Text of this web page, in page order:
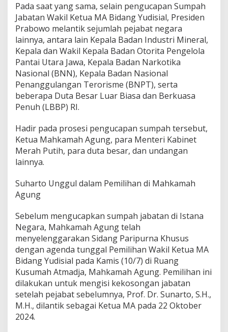
Pada saat yang sama, selain pengucapan Sumpah
Jabatan Wakil Ketua MA Bidang Yudisial, Presiden
Prabowo melantik sejumlah pejabat negara
lainnya, antara lain Kepala Badan Industri Mineral,
Kepala dan Wakil Kepala Badan Otorita Pengelola
Pantai Utara Jawa, Kepala Badan Narkotika
Nasional (BNN), Kepala Badan Nasional
Penanggulangan Terorisme (BNPT), serta
beberapa Duta Besar Luar Biasa dan Berkuasa
Penuh (LBBP) RI.
Hadir pada prosesi pengucapan sumpah tersebut,
Ketua Mahkamah Agung, para Menteri Kabinet
Merah Putih, para duta besar, dan undangan
lainnya.
Suharto Unggul dalam Pemilihan di Mahkamah
Agung
Sebelum mengucapkan sumpah jabatan di Istana
Negara, Mahkamah Agung telah
menyelenggarakan Sidang Paripurna Khusus
dengan agenda tunggal Pemilihan Wakil Ketua MA
Bidang Yudisial pada Kamis (10/7) di Ruang
Kusumah Atmadja, Mahkamah Agung. Pemilihan ini
dilakukan untuk mengisi kekosongan jabatan
setelah pejabat sebelumnya, Prof. Dr. Sunarto, S.H.,
M.H., dilantik sebagai Ketua MA pada 22 Oktober
2024.